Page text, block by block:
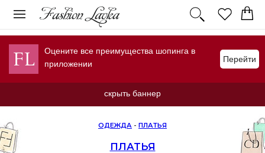
Оцените все преимущества шопинга в
приложении
Перейти
скрыть баннер
ОДЕЖДА - ПЛАТЬЯ
ПЛАТЬЯ